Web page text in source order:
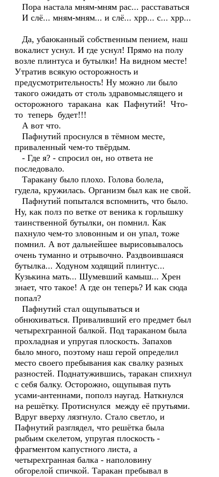
Пора настала мням-мням рас... расставаться
И слё... мням-мням... и слё... хрр... с... хрр...
Да, убаюканный собственным пением, наш
вокалист уснул. И где уснул! Прямо на полу
возле плинтуса и бутылки! На видном месте!
Утратив всякую осторожность и
предусмотрительность! Ну можно ли было
такого ожидать от столь здравомыслящего и
осторожного таракана как Пафнутий! Что-
то теперь будет!!!
А вот что.
Пафнутий проснулся в тёмном месте,
приваленный чем-то твёрдым.
- Где я? - спросил он, но ответа не
последовало.
Таракану было плохо. Голова болела,
гудела, кружилась. Организм был как не свой.
Пафнутий попытался вспомнить, что было.
Ну, как полз по ветке от веника к горлышку
таинственной бутылки, он помнил. Как
пахнуло чем-то зловонным и он упал, тоже
помнил. А вот дальнейшее вырисовывалось
очень туманно и отрывочно. Раздвоившаяся
бутылка... Ходуном ходящий плинтус...
Кузькина мать... Шумевший камыш... Хрен
знает, что такое! А где он теперь? И как сюда
попал?
Пафнутий стал ощупываться и
обнюхиваться. Приваливший его предмет был
четырехгранной балкой. Под тараканом была
прохладная и упругая плоскость. Запахов
было много, поэтому наш герой определил
место своего пребывания как свалку разных
разностей. Поднатужившись, таракан спихнул
с себя балку. Осторожно, ощупывая путь
усами-антеннами, пополз наугад. Наткнулся
на решётку. Протиснулся между её прутьями.
Вдруг вверху лязгнуло. Стало светло, и
Пафнутий разглядел, что решётка была
рыбьим скелетом, упругая плоскость -
фрагментом капустного листа, а
четырехгранная балка - наполовину
обгорелой спичкой. Таракан пребывал в